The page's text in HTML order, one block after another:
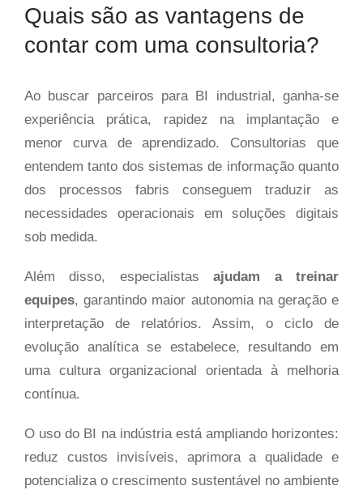
Quais são as vantagens de
contar com uma consultoria?
Ao buscar parceiros para BI industrial, ganha-se
experiência prática, rapidez na implantação e
menor curva de aprendizado. Consultorias que
entendem tanto dos sistemas de informação quanto
dos processos fabris conseguem traduzir as
necessidades operacionais em soluções digitais
sob medida.
Além disso, especialistasajudam a treinar
equipes, garantindo maior autonomia na geração e
interpretação de relatórios. Assim, o ciclo de
evolução analítica se estabelece, resultando em
uma cultura organizacional orientada à melhoria
contínua.
O uso do BI na indústria está ampliando horizontes:
reduz custos invisíveis, aprimora a qualidade e
potencializa o crescimento sustentável no ambiente